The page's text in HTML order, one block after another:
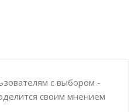
с выбором -
своим мнением